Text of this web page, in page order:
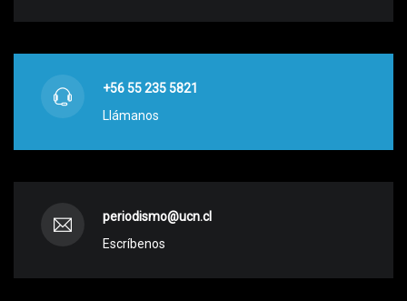
+56 55 235 5821
Llámanos
periodismo@ucn.cl
Escríbenos